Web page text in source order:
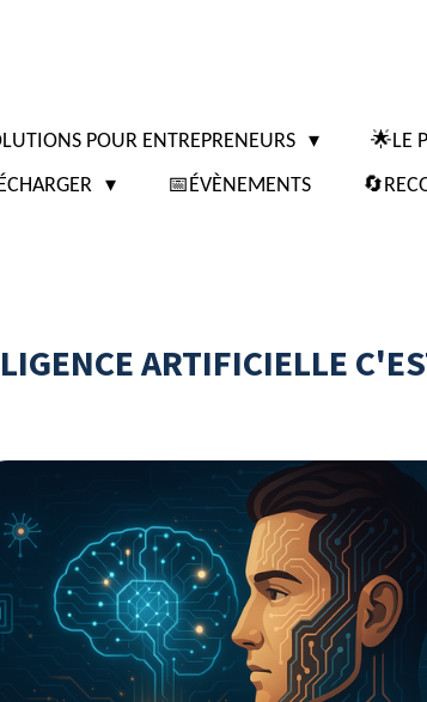
POUR ENTREPRENEURS
🌟LE
📅ÉVÈNEMENTS
ARTIFICIELLE